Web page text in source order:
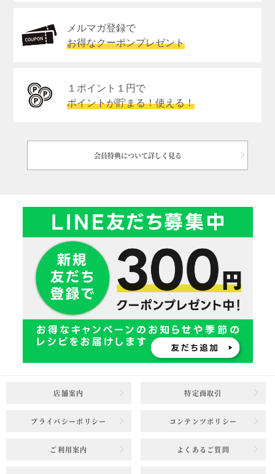
メルマガ登録で
お得なクーポンプレゼント
１ポイント１円で
ポイントが貯まる！使える！
会員特典について詳しく見る
店舗案内 特定商取引
プライバシーポリシー コンテンツポリシー
ご利用案内 よくあるご質問